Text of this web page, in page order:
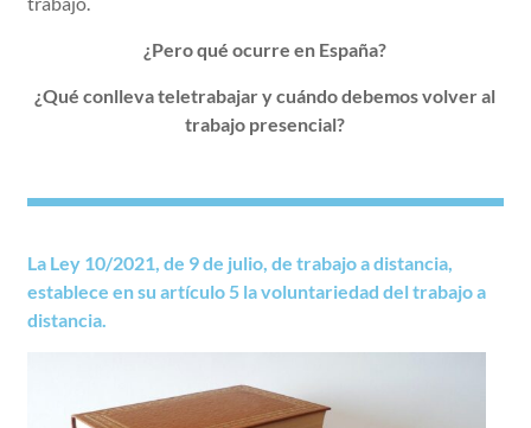
¿Pero qué ocurre en España?
¿Qué conlleva teletrabajar y cuándo debemos volver al
trabajo presencial?
La Ley 10/2021, de 9 de julio, de trabajo a distancia,
establece en su artículo 5 la voluntariedad del trabajo a
distancia.